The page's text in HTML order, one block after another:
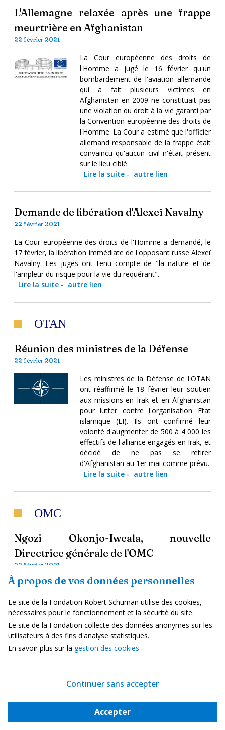
À propos de vos données personnelles
Le site de la Fondation Robert Schuman utilise des cookies,
nécessaires pour le fonctionnement et la sécurité du site.
Le site de la Fondation collecte des données anonymes sur les
utilisateurs à des fins d'analyse statistiques.
En savoir plus sur la gestion des cookies.
Continuer sans accepter
Accepter
L'Allemagne relaxée après une frappe
meurtrière en Afghanistan
22 février 2021
La Cour européenne des droits de
l'Homme a jugé le 16 février qu'un
bombardement de l'aviation allemande
qui a fait plusieurs victimes en
Afghanistan en 2009 ne constituait pas
une violation du droit à la vie garanti par
la Convention européenne des droits de
l'Homme. La Cour a estimé que l'officier
allemand responsable de la frappe était
convaincu qu'aucun civil n'était présent
sur le lieu ciblé.
Lire la suite- autre lien
Demande de libération d'Alexeï Navalny
22 février 2021
La Cour européenne des droits de l'Homme a demandé, le
17 février, la libération immédiate de l'opposant russe Alexeï
Navalny. Les juges ont tenu compte de "la nature et de
l'ampleur du risque pour la vie du requérant".
Lire la suite - autre lien
OTAN
Réunion des ministres de la Défense
22 février 2021
Les ministres de la Défense de l'OTAN
ont réaffirmé le 18 février leur soutien
aux missions en Irak et en Afghanistan
pour lutter contre l'organisation Etat
islamique (EI). Ils ont confirmé leur
volonté d'augmenter de 500 à 4 000 les
effectifs de l'alliance engagés en Irak, et
décidé de ne pas se retirer
d'Afghanistan au 1er mai comme prévu.
Lire la suite- autre lien
OMC
Ngozi Okonjo-Iweala, nouvelle
Directrice générale de l'OMC
22 février 2021
Le 15 février, le Conseil général de
élu par consensus la nouvelle Directrice
générale de l'organisation. Il s'agit de
Ngozi Okonjo-Iweala, du Nigéria, qui
devient la première femme et la
première Africaine à être choisie à ce